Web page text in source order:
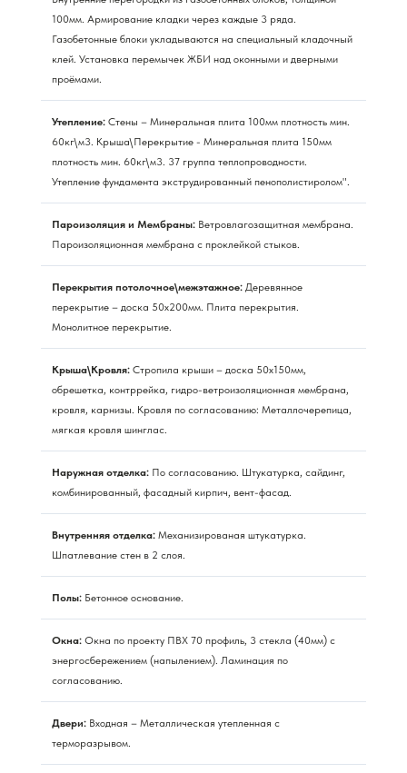
100мм. Армирование кладки через каждые 3 ряда.
Газобетонные блоки укладываются на специальный кладочный
клей. Установка перемычек ЖБИ над оконными и дверными
проёмами.
Утепление: Стены – Минеральная плита 100мм плотность мин.
60кг\м3. Крыша\Перекрытие - Минеральная плита 150мм
плотность мин. 60кг\м3. 37 группа теплопроводности.
Утепление фундамента экструдированный пенополистиролом".
Пароизоляция и Мембраны: Ветровлагозащитная мембрана.
Пароизоляционная мембрана с проклейкой стыков.
Перекрытия потолочное\межэтажное: Деревянное
перекрытие – доска 50х200мм. Плита перекрытия.
Монолитное перекрытие.
Крыша\Кровля: Стропила крыши – доска 50х150мм,
обрешетка, контррейка, гидро-ветроизоляционная мембрана,
кровля, карнизы. Кровля по согласованию: Металлочерепица,
мягкая кровля шинглас.
Наружная отделка: По согласованию. Штукатурка, сайдинг,
комбинированный, фасадный кирпич, вент-фасад.
Внутренняя отделка: Механизированая штукатурка.
Шпатлевание стен в 2 слоя.
Полы: Бетонное основание.
Окна: Окна по проекту ПВХ 70 профиль, 3 стекла (40мм) с
энергосбережением (напылением). Ламинация по
согласованию.
Двери: Входная – Металлическая утепленная с
терморазрывом.